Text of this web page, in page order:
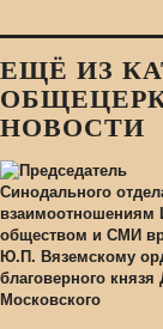
ЕЩЁ ИЗ
НОВОСТИ